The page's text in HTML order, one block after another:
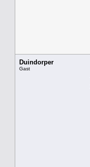
Duindorper
Gast